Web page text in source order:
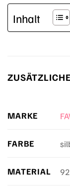
Inhalt
MARKE
FARBE
MATERIAL